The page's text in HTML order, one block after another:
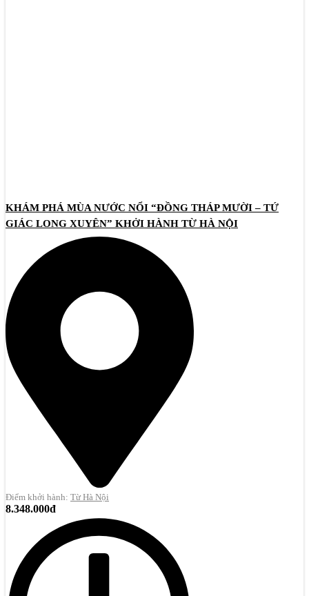
KHÁM PHÁ MÙA NƯỚC NỔI “ĐỒNG THÁP MƯỜI – TỨ
GIÁC LONG XUYÊN” KHỞI HÀNH TỪ HÀ NỘI
Điểm khởi hành: Từ Hà Nội
8.348.000đ